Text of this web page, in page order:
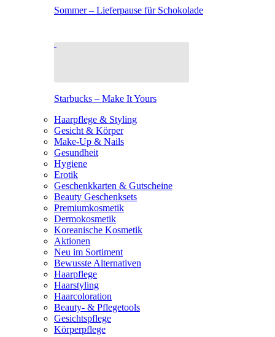
Sommer – Lieferpause für Schokolade
Starbucks – Make It Yours
Haarpflege & Styling
Gesicht & Körper
Make-Up & Nails
Gesundheit
Hygiene
Erotik
Geschenkkarten & Gutscheine
Beauty Geschenksets
Premiumkosmetik
Dermokosmetik
Koreanische Kosmetik
Aktionen
Neu im Sortiment
Bewusste Alternativen
Haarpflege
Haarstyling
Haarcoloration
Beauty- & Pflegetools
Gesichtspflege
Körperpflege